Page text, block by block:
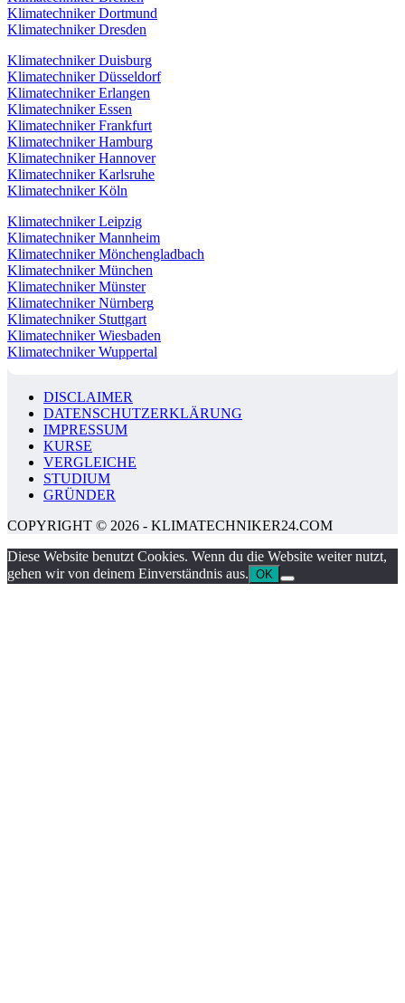
Klimatechniker Dortmund
Klimatechniker Dresden
Klimatechniker Duisburg
Klimatechniker Düsseldorf
Klimatechniker Erlangen
Klimatechniker Essen
Klimatechniker Frankfurt
Klimatechniker Hamburg
Klimatechniker Hannover
Klimatechniker Karlsruhe
Klimatechniker Köln
Klimatechniker Leipzig
Klimatechniker Mannheim
Klimatechniker Mönchengladbach
Klimatechniker München
Klimatechniker Münster
Klimatechniker Nürnberg
Klimatechniker Stuttgart
Klimatechniker Wiesbaden
Klimatechniker Wuppertal
DISCLAIMER
DATENSCHUTZERKLÄRUNG
IMPRESSUM
KURSE
VERGLEICHE
STUDIUM
GRÜNDER
COPYRIGHT © 2026 - KLIMATECHNIKER24.COM
Diese Website benutzt Cookies. Wenn du die Website weiter nutzt,
gehen wir von deinem Einverständnis aus. OK